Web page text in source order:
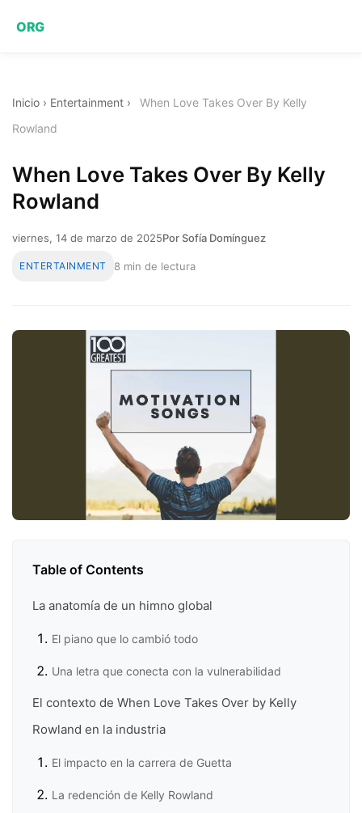
ORG
Inicio › Entertainment ›
When Love Takes Over By Kelly
Rowland
When Love Takes Over By Kelly
Rowland
viernes, 14 de marzo de 2025Por Sofía Domínguez
ENTERTAINMENT 8 min de lectura
Table of Contents
La anatomía de un himno global
El piano que lo cambió todo
Una letra que conecta con la vulnerabilidad
El contexto de When Love Takes Over by Kelly
Rowland en la industria
El impacto en la carrera de Guetta
La redención de Kelly Rowland